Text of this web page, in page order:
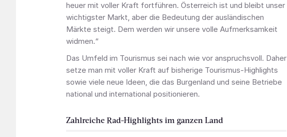
heuer mit voller Kraft fortführen. Österreich ist und bleibt unser
wichtigster Markt, aber die Bedeutung der ausländischen
Märkte steigt. Dem werden wir unsere volle Aufmerksamkeit
widmen.“
Das Umfeld im Tourismus sei nach wie vor anspruchsvoll. Daher
setze man mit voller Kraft auf bisherige Tourismus-Highlights
sowie viele neue Ideen, die das Burgenland und seine Betriebe
national und international positionieren.
Zahlreiche Rad-Highlights im ganzen Land